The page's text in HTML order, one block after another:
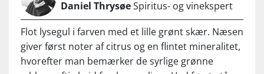
er også en vinder! Så fin og moderne – og ja,
den pynter altså virkelig på bordet eller til en
venindemiddag. Det her er ikke en kopi af vin
– det er en seriøs og smagfuld alkoholfri vin,
der står på egne ben. Jeg bliver altid glad, når
Daniel ThrysøeSpiritus- og vinekspert
Flot lysegul i farven med et lille grønt skær. Næsen
giver først noter af citrus og en flintet mineralitet,
hvorefter man bemærker de syrlige grønne